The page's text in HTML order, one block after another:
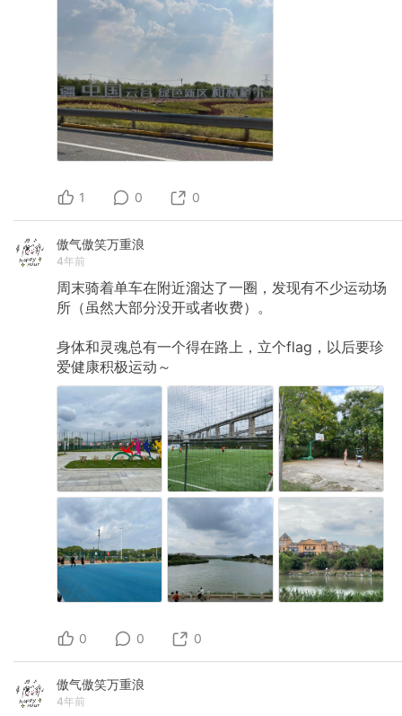
1 0 0
傲气傲笑万重浪
4年前
周末骑着单车在附近溜达了一圈，发现有不少运动场
所（虽然大部分没开或者收费）。
身体和灵魂总有一个得在路上，立个flag，以后要珍
爱健康积极运动～
0 0 0
傲气傲笑万重浪
4年前